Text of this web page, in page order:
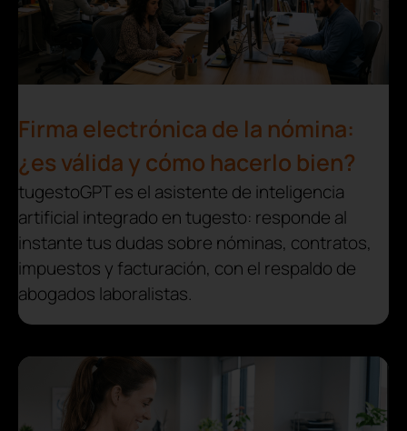
Firma electrónica de la nómina:
¿es válida y cómo hacerlo bien?
tugestoGPT es el asistente de inteligencia
artificial integrado en tugesto: responde al
instante tus dudas sobre nóminas, contratos,
impuestos y facturación, con el respaldo de
abogados laboralistas.